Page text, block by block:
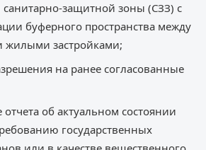
санитарно-защитной зоны (СЗЗ) с
буферного пространства между
жилыми застройками;
на ранее согласованные
отчета об актуальном состоянии
государственных